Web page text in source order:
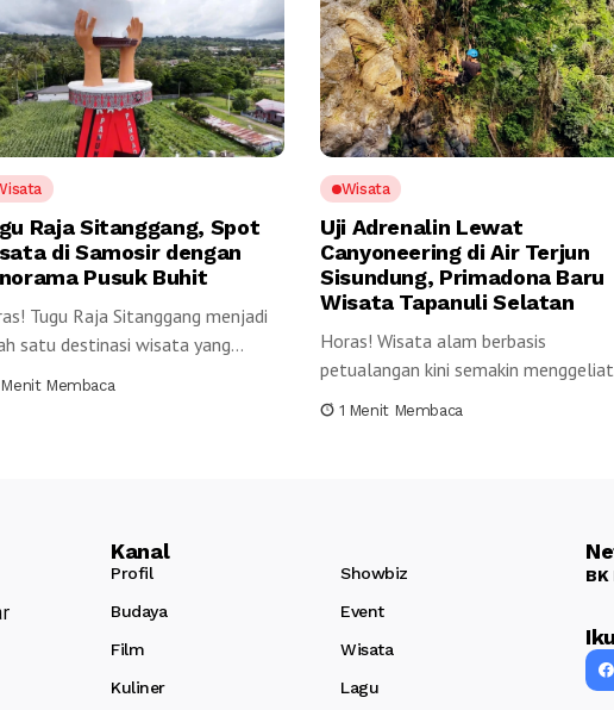
Raja Sitanggang, Spot
di Samosir dengan
Pusuk Buhit
Tugu Raja Sitanggang menjadi
satu destinasi wisata yang
menarik...
Menit Membaca
Wisata
Uji Adrenalin Lewat
Canyoneering di Air Terjun
Sisundung, Primadona Baru
Wisata Tapanuli Selatan
Horas! Wisata alam berbasis
petualangan kini semakin
Kabupaten Tapanuli Selatan...
1 Menit Membaca
Kanal
Profil
Showbiz
Budaya
Event
Film
Wisata
Kuliner
Lagu
BK